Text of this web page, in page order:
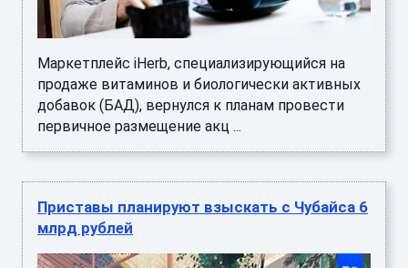
Маркетплейс iHerb, специализирующийся на
продаже витаминов и биологически активных
добавок (БАД), вернулся к планам провести
первичное размещение акц ...
Приставы планируют взыскать с Чубайса 6
млрд рублей